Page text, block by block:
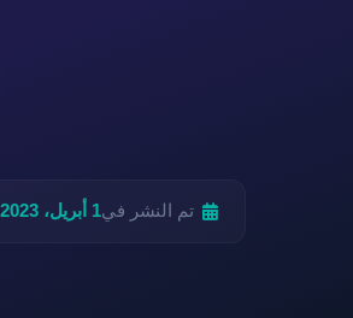
تم النشر في1 أبريل، 2023